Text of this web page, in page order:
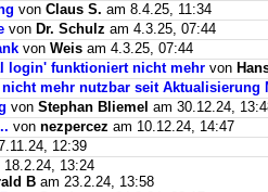
von Claus S. am 8.4.25, 11:34
von Dr. Schulz am 4.3.25, 07:44
von Weis am 4.3.25, 07:44
login' funktioniert nicht mehr von
nicht mehr nutzbar seit Aktualisierung
von Stephan Bliemel am 30.12.24,
von nezpercez am 10.12.24, 14:47
12:39
18.2.24, 13:24
B am 23.2.24, 13:58